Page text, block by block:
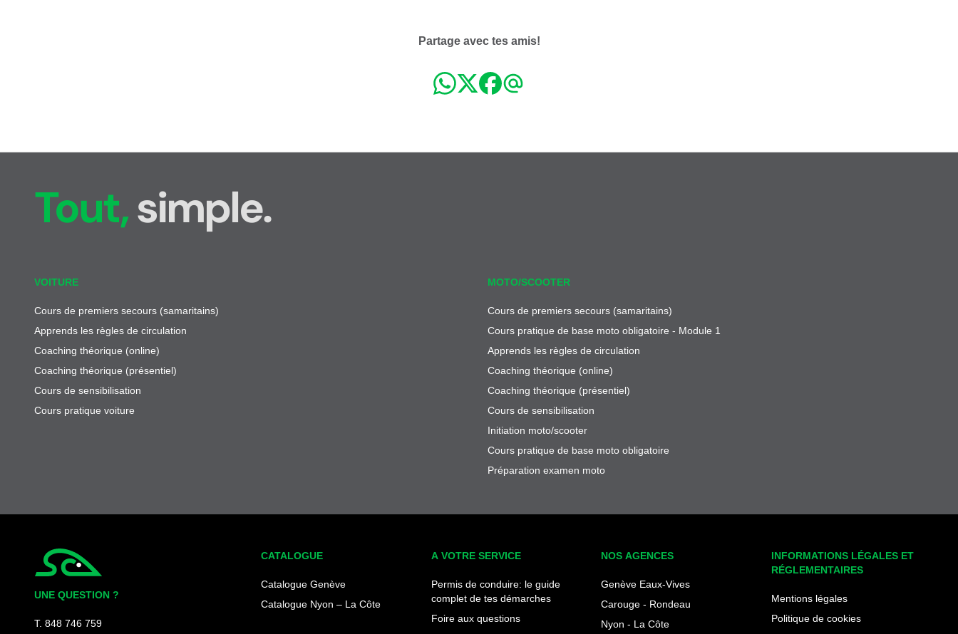
Partage avec tes amis!
Tout,simple.
VOITURE
Cours de premiers secours (samaritains)
Apprends les règles de circulation
Coaching théorique (online)
Coaching théorique (présentiel)
Cours de sensibilisation
Cours pratique voiture
MOTO/SCOOTER
Cours de premiers secours (samaritains)
Cours pratique de base moto obligatoire - Module 1
Apprends les règles de circulation
Coaching théorique (online)
Coaching théorique (présentiel)
Cours de sensibilisation
Initiation moto/scooter
Cours pratique de base moto obligatoire
Préparation examen moto
UNE QUESTION ?
T. 848 746 759
CATALOGUE
Catalogue Genève
Catalogue Nyon – La Côte
A VOTRE SERVICE
Permis de conduire: le guide
complet de tes démarches
Foire aux questions
NOS AGENCES
Genève Eaux-Vives
Carouge - Rondeau
Nyon - La Côte
INFORMATIONS LÉGALES ET
RÉGLEMENTAIRES
Mentions légales
Politique de cookies